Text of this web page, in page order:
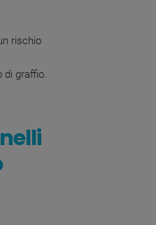
rischio
di graffio.